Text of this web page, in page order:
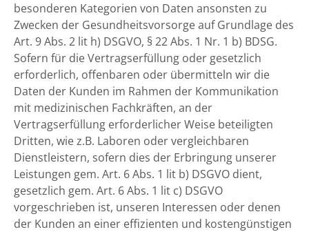
besonderen Kategorien von Daten ansonsten zu
Zwecken der Gesundheitsvorsorge auf Grundlage des
Art. 9 Abs. 2 lit h) DSGVO, § 22 Abs. 1 Nr. 1 b) BDSG.
Sofern für die Vertragserfüllung oder gesetzlich
erforderlich, offenbaren oder übermitteln wir die
Daten der Kunden im Rahmen der Kommunikation
mit medizinischen Fachkräften, an der
Vertragserfüllung erforderlicher Weise beteiligten
Dritten, wie z.B. Laboren oder vergleichbaren
Dienstleistern, sofern dies der Erbringung unserer
Leistungen gem. Art. 6 Abs. 1 lit b) DSGVO dient,
gesetzlich gem. Art. 6 Abs. 1 lit c) DSGVO
vorgeschrieben ist, unseren Interessen oder denen
der Kunden an einer effizienten und kostengünstigen